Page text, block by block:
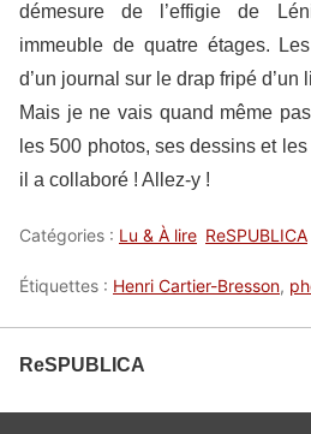
démesure de l’effigie de
immeuble de quatre étages.
d’un journal sur le drap fripé d’un
Mais je ne vais quand même
les 500 photos, ses dessins et
il a collaboré ! Allez-y !
Catégories : Lu & À lire ReSPUBLICA
Étiquettes : Henri Cartier-Bresson,
ReSPUBLICA